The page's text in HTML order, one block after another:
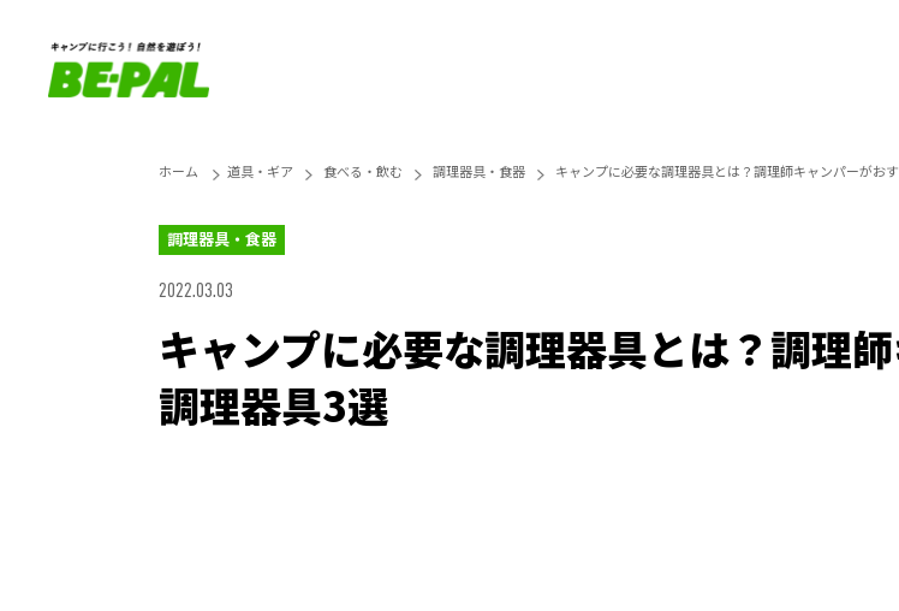
ホーム 道具・ギア 食べる・飲む 調理器具・食器 キャンプに必要な調理器具とは？調理師キャンパーがお
調理器具・食器
2022.03.03
キャンプに必要な調理器具とは？調理
調理器具3選